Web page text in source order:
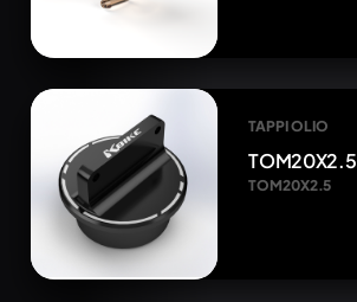
TAPPI OLIO
TOM20X2.5
TOM20X2.5